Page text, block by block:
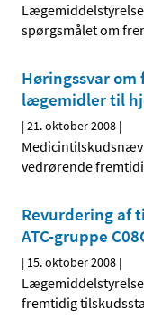
spørgsmålet om
Høringssvar
lægemidler til
|21. oktober 2008 |
vedrørende
Revurdering af
ATC-gruppe
| 15. oktober 2008 |
fremtidig